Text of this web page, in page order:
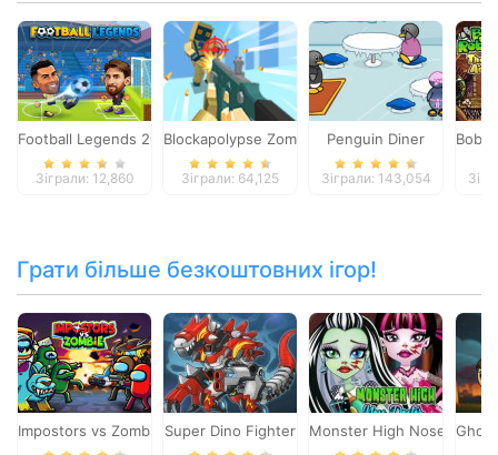
Football Legends 2026
Зіграли: 12,860
Blockapolypse Zombie Shooter
Зіграли: 64,125
Penguin Diner
Зіграли: 143,054
Bob
Грати більше безкоштовних ігор!
Impostors vs Zombies: SurvivalSuper Dino Fighter Monster High Nose Doctor